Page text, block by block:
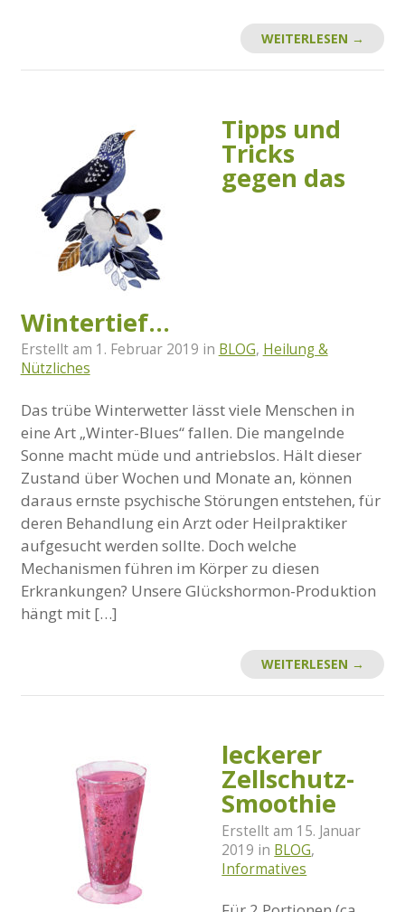
WEITERLESEN →
Tipps und
Tricks
gegen das
Wintertief…
Erstellt am 1. Februar 2019 in BLOG, Heilung &
Nützliches
Das trübe Winterwetter lässt viele Menschen in
eine Art „Winter-Blues“ fallen. Die mangelnde
Sonne macht müde und antriebslos. Hält dieser
Zustand über Wochen und Monate an, können
daraus ernste psychische Störungen entstehen, für
deren Behandlung ein Arzt oder Heilpraktiker
aufgesucht werden sollte. Doch welche
Mechanismen führen im Körper zu diesen
Erkrankungen? Unsere Glückshormon-Produktion
hängt mit […]
WEITERLESEN →
leckerer
Zellschutz-
Smoothie
Erstellt am 15. Januar
2019 in BLOG,
Informatives